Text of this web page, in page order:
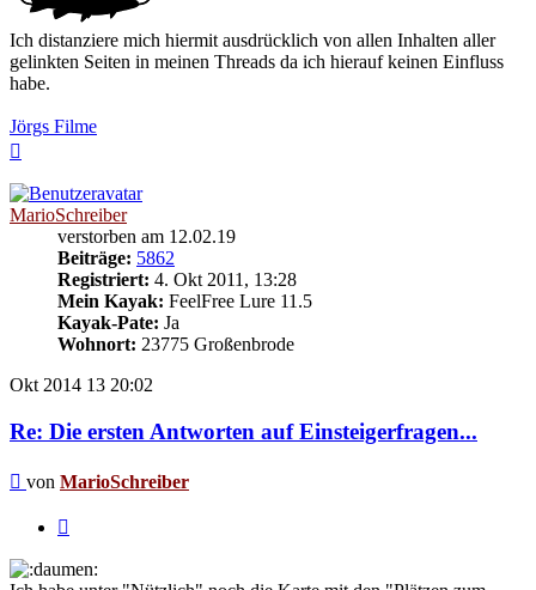
Ich distanziere mich hiermit ausdrücklich von allen Inhalten aller
gelinkten Seiten in meinen Threads da ich hierauf keinen Einfluss
habe.
Jörgs Filme
MarioSchreiber
verstorben am 12.02.19
Beiträge: 5862
Registriert: 4. Okt 2011, 13:28
Mein Kayak: FeelFree Lure 11.5
Kayak-Pate: Ja
Wohnort: 23775 Großenbrode
Okt 2014 13 20:02
Re: Die ersten Antworten auf Einsteigerfragen...
Beitrag
von MarioSchreiber